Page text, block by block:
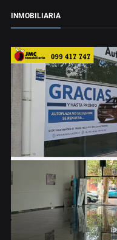
INMOBILIARIA